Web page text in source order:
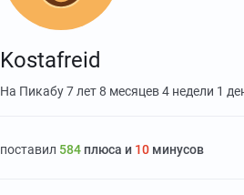
Kostafreid
На Пикабу7 лет 8 месяцев 4 недели 1
поставил 584 плюса и 10 минусов